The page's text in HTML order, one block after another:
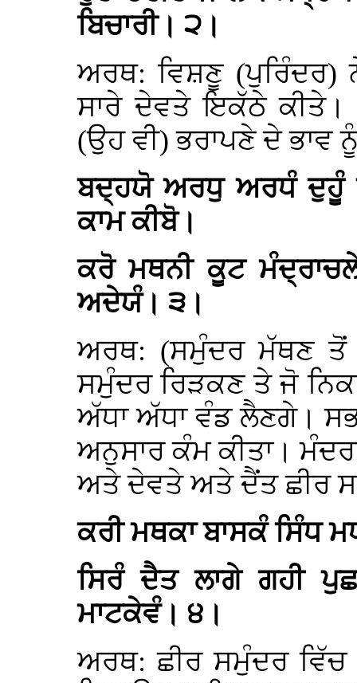
ਬਿਚਾਰੀ। ੨।
ਅਰਥ: ਵਿਸ਼ਣੂ
ਸਾਰੇ ਦੇਵਤੇ ਇਕੱਠੇ ਕੀਤੇ।
(ਉਹ ਵੀ) ਭਰਾਪਣੇ ਦੇ
ਬਦ੍ਹਯੋ ਅਰਧੁ ਅਰਧੰ ਦੁਹੂੰ
ਕਾਮ ਕੀਬੋ।
ਕਰੋ ਮਥਨੀ ਕੂਟ
ਅਦੇਯੰ। ੩।
ਅਰਥ: (ਸਮੁੰਦਰ ਮੱਥਣ ਤੋਂ
ਸਮੁੰਦਰ ਰਿੜਕਣ ਤੇ ਜੋ
ਅੱਧਾ ਅੱਧਾ ਵੰਡ ਲੈਣਗੇ।
ਅਨੁਸਾਰ ਕੰਮ ਕੀਤਾ।
ਅਤੇ ਦੇਵਤੇ ਅਤੇ ਦੈਂਤ ਛੀਰ
ਕਰੀ ਮਥਕਾ ਬਾਸਕੰ ਸਿੰਧ
ਸਿਰੰ ਦੈਤ ਲਾਗੇ ਗਹੀ
ਮਾਟਕੇਵੰ। ੪।
ਅਰਥ: ਛੀਰ ਸਮੁੰਦਰ ਵਿੱਚ